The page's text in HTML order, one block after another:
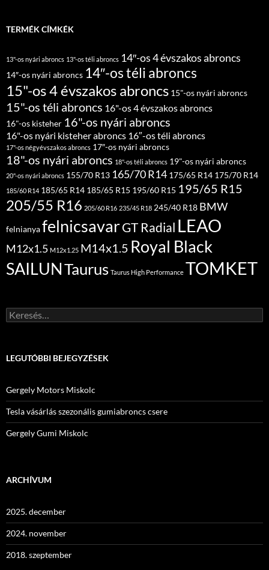
TERMÉK CÍMKÉK
13"-os nyári abroncs 13"-os téli abroncs 14″-os 4 évszakos abroncs
14″-os nyári abroncs 14″-os téli abroncs
15"-os 4 évszakos abroncs 15"-os nyári abroncs
15"-os téli abroncs 16"-os 4 évszakos abroncs
16"-os kisteher 16"-os nyári abroncs
16"-os nyári kisteher abroncs 16″-os téli abroncs
17"-os négyévszakos abroncs 17″-os nyári abroncs
18"-os nyári abroncs 18"-os téli abroncs 19"-os nyári abroncs
20"-os nyári abroncs 155/70 R13 165/70 R14 175/65 R14 175/70 R14
185/60 R14 185/65 R14 185/65 R15 195/60 R15 195/65 R15
205/55 R16 205/60 R16 235/45 R18 245/40 R18 BMW
felnianyafelnicsavarGT Radial LEAO
M12x1.5 M12x1.25 M14x1.5 Royal Black
SAILUNTaurus Taurus High Performance TOMKET
Keresés:
LEGUTÓBBI BEJEGYZÉSEK
Gergely Motors Miskolc
Tesla vásárlás szezonális gumiabroncs csere
Gergely Gumi Miskolc
ARCHÍVUM
2025. december
2024. november
2018. szeptember